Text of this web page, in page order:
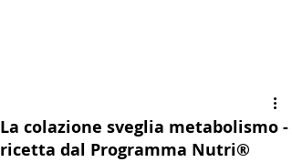
La colazione sveglia metabolismo -
ricetta dal Programma Nutri®